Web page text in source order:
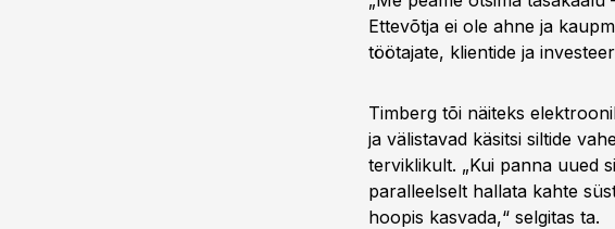
Ettevõtja ei ole ahne ja
töötajate, klientide ja
Timberg tõi näiteks
ja välistavad käsitsi siltide
terviklikult. „Kui panna uued
paralleelselt hallata kahte
hoopis kasvada,“ selgitas ta.